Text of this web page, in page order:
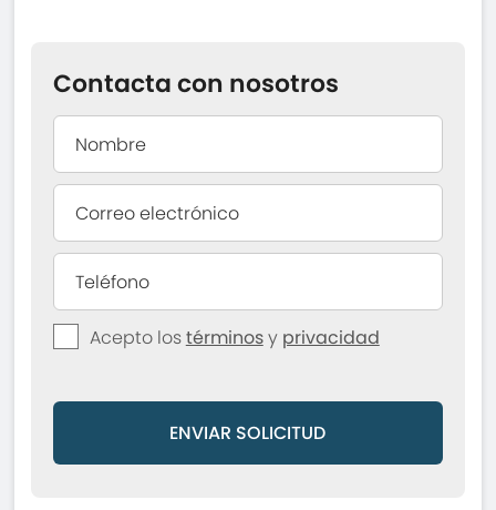
Contacta con nosotros
Acepto lostérminosy privacidad
ENVIAR SOLICITUD